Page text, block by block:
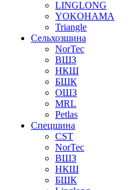
LINGLONG
YOKOHAMA
Triangle
Сельхозшина
NorTec
ВШЗ
НКШ
БШК
ОШЗ
MRL
Petlas
Спецшина
CST
NorTec
ВШЗ
НКШ
БШК